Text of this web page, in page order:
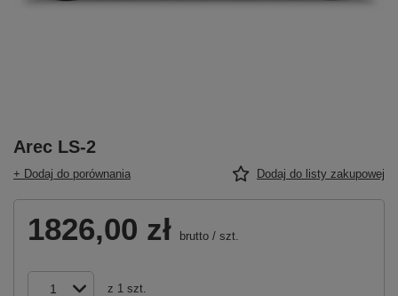
Arec LS-2
+ Dodaj do porównania Dodaj do listy zakupowej
1826,00 zł brutto / szt.
z 1 szt.